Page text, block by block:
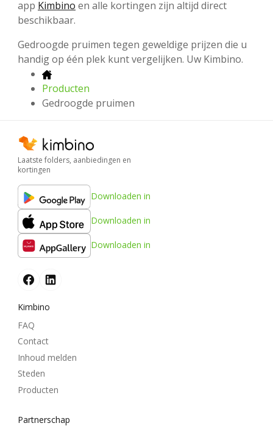
app Kimbino en alle kortingen zijn altijd direct
beschikbaar.
Gedroogde pruimen tegen geweldige prijzen die u
handig op één plek kunt vergelijken. Uw Kimbino.
Producten
Gedroogde pruimen
Laatste folders, aanbiedingen en
kortingen
Downloaden in
Downloaden in
Downloaden in
Kimbino
FAQ
Contact
Inhoud melden
Steden
Producten
Partnerschap